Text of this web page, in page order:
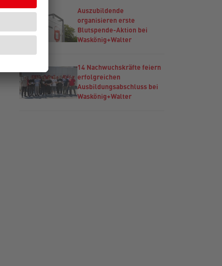
Auszubildende
organisieren erste
Blutspende-Aktion bei
Waskönig+Walter
14 Nachwuchskräfte feiern
erfolgreichen
Ausbildungsabschluss bei
Waskönig+Walter